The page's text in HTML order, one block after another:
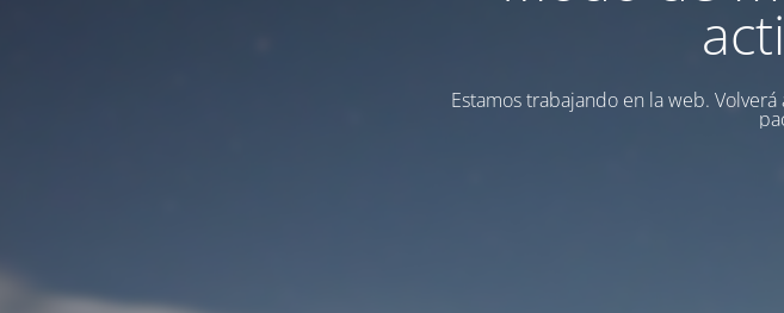
Estamos trabajando en la web.